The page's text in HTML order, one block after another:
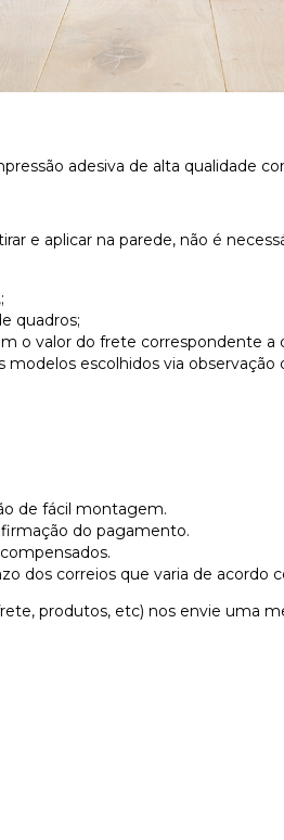
adesiva de alta qualidade
e aplicar na parede, não é
quadros;
o valor do frete correspondente a
modelos escolhidos via observação
de fácil montagem.
do pagamento.
dos correios que varia de acordo
produtos, etc) nos envie uma